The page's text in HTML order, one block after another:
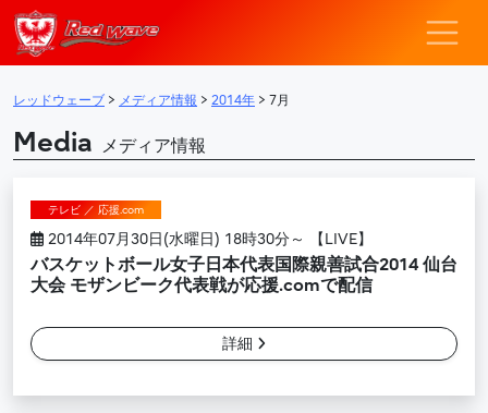
メインナビゲーション
レッドウェー
レッドウェーブ > メディア情報 > 2014年 > 7月
Media メディア情報
テレビ ／ 応援.com
2014年07月30日(水曜日) 18時30分～ 【LIVE】
バスケットボール女子日本代表国際親善試合2014 仙台
大会 モザンビーク代表戦が応援.comで配信
詳細